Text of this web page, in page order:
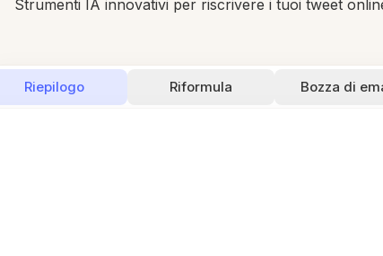
Strumenti IA innovativi per riscrivere i tuoi tweet
Riepilogo Riformula Bozza di